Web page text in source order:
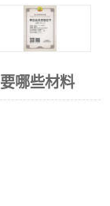
哪些材料